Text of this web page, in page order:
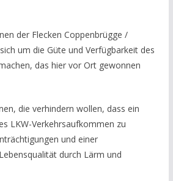
der Flecken Coppenbrügge /
um die Güte und Verfügbarkeit des
das hier vor Ort gewonnen
die verhindern wollen, dass ein
LKW-Verkehrsaufkommen zu
und einer
durch Lärm und